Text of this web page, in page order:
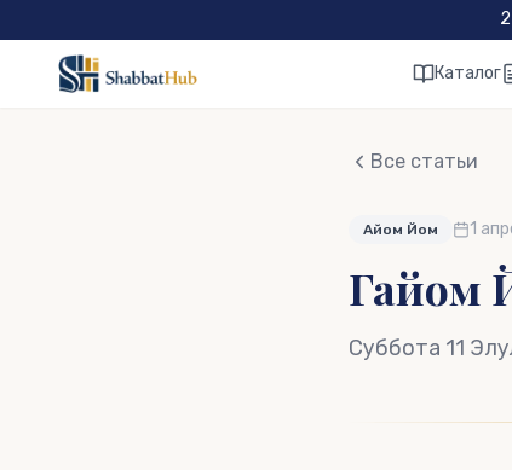
Каталог
Все статьи
Айом Йом 1
Гайом
Суббота 11